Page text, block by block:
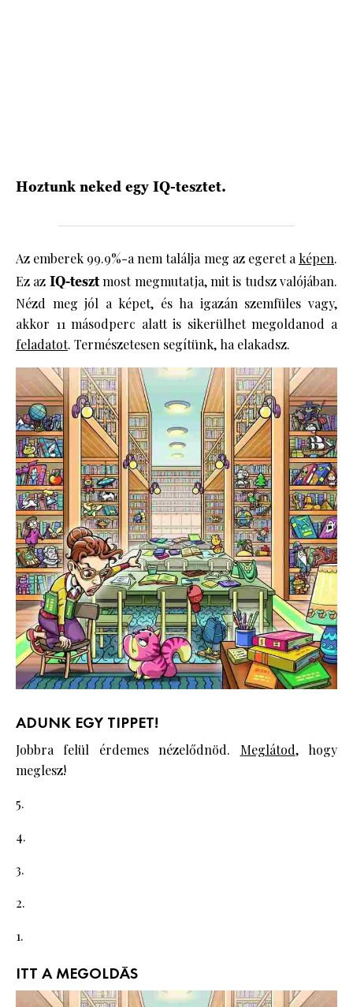
Hoztunk neked egy IQ-tesztet.
Az emberek 99.9%-a nem találja meg az egeret aképen.
Ez az IQ-tesztmost megmutatja, mit is tudsz valójában.
Nézd meg jól a képet, és ha igazán szemfüles vagy,
akkor 11 másodperc alatt is sikerülhet megoldanod a
feladatot. Természetesen segítünk, ha elakadsz.
ADUNK EGY TIPPET!
Jobbra felül érdemes nézelődnöd. Meglátod, hogy
meglesz!
5.
4.
3.
2.
1.
ITT A MEGOLDÁS